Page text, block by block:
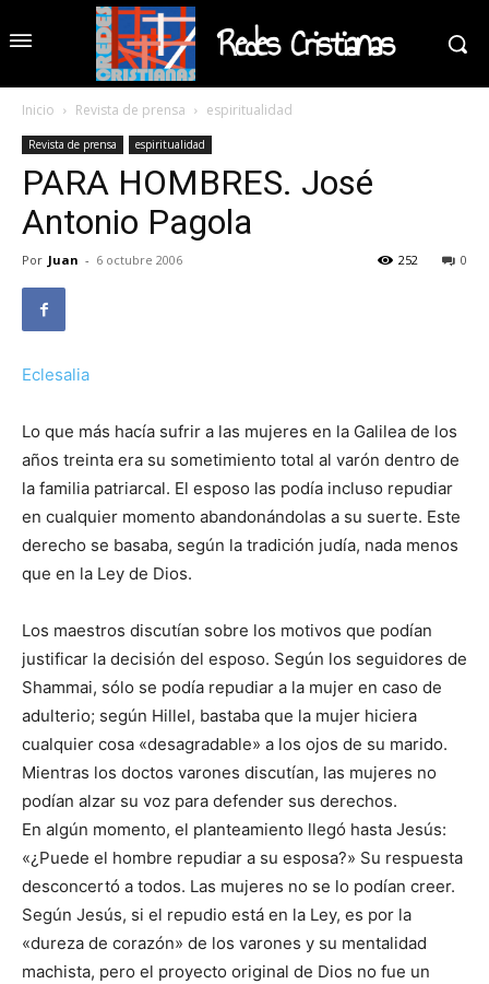
Redes Cristianas
Inicio Revista de prensa espiritualidad
Revista de prensa espiritualidad
PARA HOMBRES. José
Antonio Pagola
Por Juan - 6 octubre 2006 0
252
Eclesalia
Lo que más hacía sufrir a las mujeres en la Galilea de los
años treinta era su sometimiento total al varón dentro de
la familia patriarcal. El esposo las podía incluso repudiar
en cualquier momento abandonándolas a su suerte. Este
derecho se basaba, según la tradición judía, nada menos
que en la Ley de Dios.
Los maestros discutían sobre los motivos que podían
justificar la decisión del esposo. Según los seguidores de
Shammai, sólo se podía repudiar a la mujer en caso de
adulterio; según Hillel, bastaba que la mujer hiciera
cualquier cosa «desagradable» a los ojos de su marido.
Mientras los doctos varones discutían, las mujeres no
podían alzar su voz para defender sus derechos.
En algún momento, el planteamiento llegó hasta Jesús:
«¿Puede el hombre repudiar a su esposa?» Su respuesta
desconcertó a todos. Las mujeres no se lo podían creer.
Según Jesús, si el repudio está en la Ley, es por la
«dureza de corazón» de los varones y su mentalidad
machista, pero el proyecto original de Dios no fue un